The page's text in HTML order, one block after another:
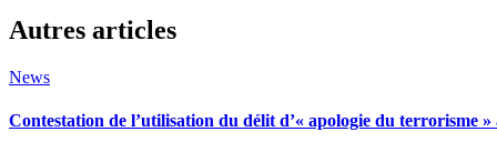
Autres articles
News
Contestation de l’utilisation du délit d’« apologie du terrorisme